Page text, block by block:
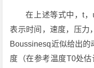
在上述等式中，t
表示时间，速度，压力
Boussinesq近似给出的
度（在参考温度T0处